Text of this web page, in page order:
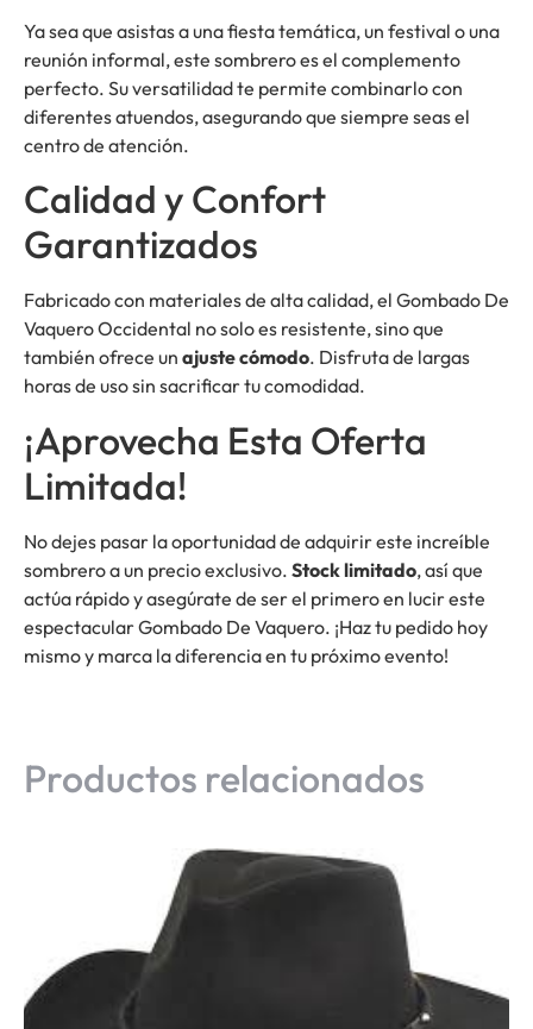
Ya sea que asistas a una fiesta temática, un festival o una
reunión informal, este sombrero es el complemento
perfecto. Su versatilidad te permite combinarlo con
diferentes atuendos, asegurando que siempre seas el
centro de atención.
Calidad y Confort
Garantizados
Fabricado con materiales de alta calidad, el Gombado De
Vaquero Occidental no solo es resistente, sino que
también ofrece un ajuste cómodo. Disfruta de largas
horas de uso sin sacrificar tu comodidad.
¡Aprovecha Esta Oferta
Limitada!
No dejes pasar la oportunidad de adquirir este increíble
sombrero a un precio exclusivo. Stock limitado, así que
actúa rápido y asegúrate de ser el primero en lucir este
espectacular Gombado De Vaquero. ¡Haz tu pedido hoy
mismo y marca la diferencia en tu próximo evento!
Productos relacionados